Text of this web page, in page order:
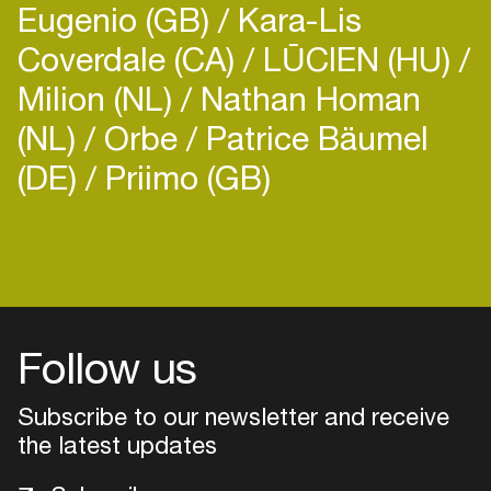
Eugenio (GB) Kara-Lis
Coverdale (CA) LŪCIEN (HU)
Milion (NL) Nathan Homan
(NL) Orbe Patrice Bäumel
(DE) Priimo (GB)
Follow us
Subscribe to our newsletter and receive
the latest updates
your interests